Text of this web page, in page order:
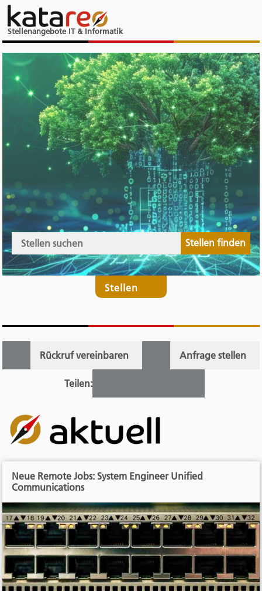
Stellenangebote IT & Informatik
Stellen finden
Stellen
Rückruf vereinbaren Anfrage stellen
Teilen:
Neue Remote Jobs: System Engineer Unified
Communications